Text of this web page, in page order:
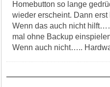
Homebutton so lange
wieder erscheint. Dann erst
Wenn das auch nicht
mal ohne Backup
Wenn auch nicht…..